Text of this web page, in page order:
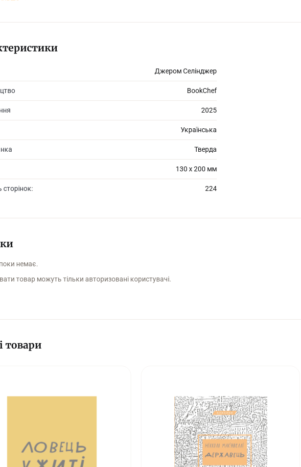
які їх вестимуть життям, адже для них важать не слава й розкоші, а істина, хоч якою вона є.
Джером Селінджер
BookChef
2025
Українська
Тверда
130 х 200 мм
сторінок: 224
поки немає.
товар можуть тільки авторизовані користувачі.
товари